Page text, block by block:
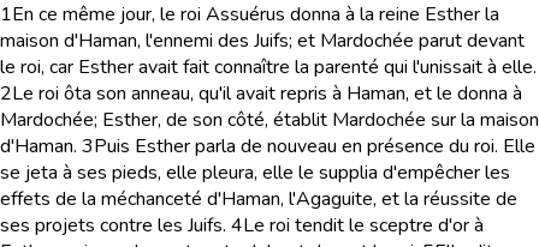
1En ce même jour, le roi Assuérus donna à la reine Esther la
maison d'Haman, l'ennemi des Juifs; et Mardochée parut devant
le roi, car Esther avait fait connaître la parenté qui l'unissait à elle.
2Le roi ôta son anneau, qu'il avait repris à Haman, et le donna à
Mardochée; Esther, de son côté, établit Mardochée sur la maison
d'Haman. 3Puis Esther parla de nouveau en présence du roi. Elle
se jeta à ses pieds, elle pleura, elle le supplia d'empêcher les
effets de la méchanceté d'Haman, l'Agaguite, et la réussite de
ses projets contre les Juifs. 4Le roi tendit le sceptre d'or à